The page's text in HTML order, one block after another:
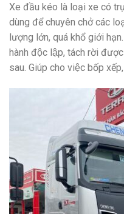
Xe đầu kéo là loại xe có
dùng để chuyên chở các
lượng lớn, quá khổ giới
hành độc lập, tách rời
sau. Giúp cho việc bốp